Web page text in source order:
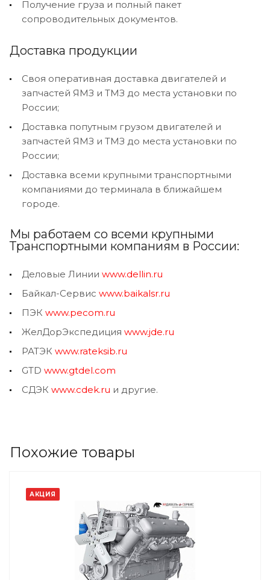
Получение груза и полный пакет
сопроводительных документов.
Доставка продукции
Своя оперативная доставка двигателей и
запчастей ЯМЗ и ТМЗ до места установки по
России;
Доставка попутным грузом двигателей и
запчастей ЯМЗ и ТМЗ до места установки по
России;
Доставка всеми крупными транспортными
компаниями до терминала в ближайшем
городе.
Мы работаем со всеми крупными
Транспортными компаниям в России:
Деловые Линии www.dellin.ru
Байкал-Сервис www.baikalsr.ru
ПЭК www.pecom.ru
ЖелДорЭкспедиция www.jde.ru
РАТЭК www.rateksib.ru
GTD www.gtdel.com
СДЭК www.cdek.ru и другие.
Похожие товары
АКЦИЯ